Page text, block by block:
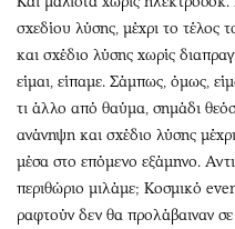
σχεδίου λύσης, μέχρι το τέλος
και σχέδιο λύσης χωρίς
είμαι, είπαμε. Σάμπως, όμως,
τι άλλο από θαύμα, σημάδι
ανάνηψη και σχέδιο λύσης
μέσα στο επόμενο εξάμηνο.
περιθώριο μιλάμε; Κοσμικό
ραφτούν δεν θα προλάβαιναν